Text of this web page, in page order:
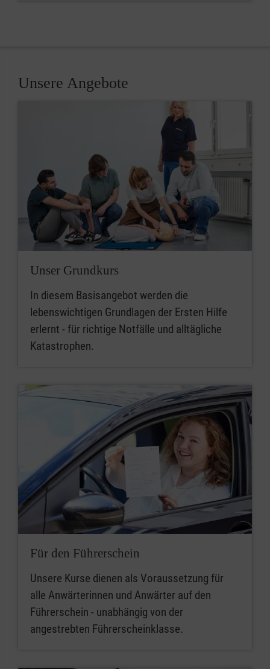
Unsere Angebote
Unser Grundkurs
In diesem Basisangebot werden die
lebenswichtigen Grundlagen der Ersten Hilfe
erlernt - für richtige Notfälle und alltägliche
Katastrophen.
Für den Führerschein
Unsere Kurse dienen als Voraussetzung für
alle Anwärterinnen und Anwärter auf den
Führerschein - unabhängig von der
angestrebten Führerscheinklasse.